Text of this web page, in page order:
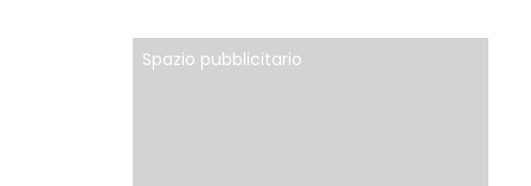
Spazio pubblicitario